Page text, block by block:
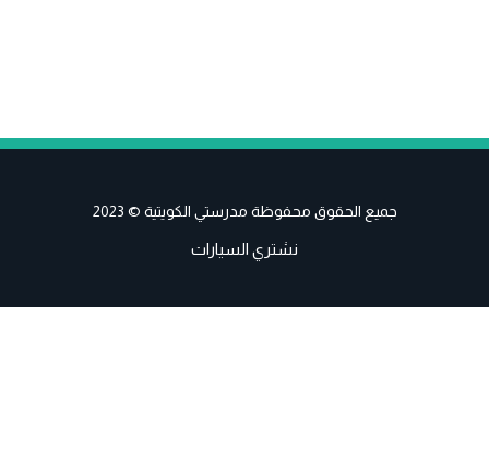
جميع الحقوق محفوظة مدرستي الكويتية © 2023
نشتري السيارات